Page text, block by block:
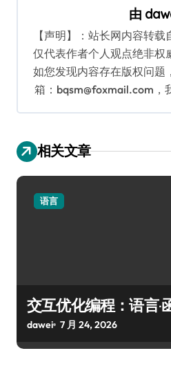
由
【声明】：站长网内容转
仅代表作者个人观点绝非权
如您发现内容存在版权问题
箱：bqsm@foxmail.com，
相关文章
语言
交互优化编程：语言·
dawei 7 月 24, 2026